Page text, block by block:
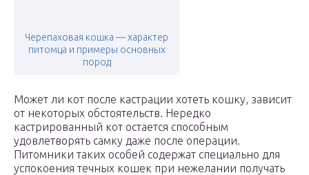
Черепаховая кошка — характер
питомца и примеры основных
пород
Может ли кот после кастрации хотеть кошку, зависит
от некоторых обстоятельств. Нередко
кастрированный кот остается способным
удовлетворять самку даже после операции.
Питомники таких особей содержат специально для
успокоения течных кошек при нежелании получать